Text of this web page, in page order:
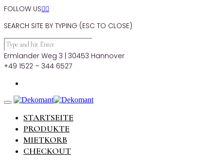
FOLLOW US
SEARCH SITE BY TYPING (ESC TO CLOSE)
Ermlander Weg 3 | 30453 Hannover
+49 1522 – 344 6527
STARTSEITE
PRODUKTE
MIETKORB
CHECKOUT